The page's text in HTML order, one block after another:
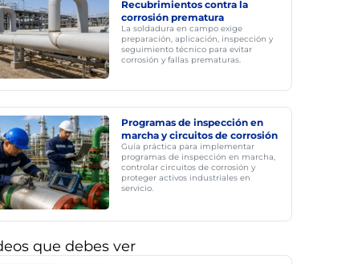
Recubrimientos contra la
corrosión prematura
La soldadura en campo exige
preparación, aplicación, inspección y
seguimiento técnico para evitar
corrosión y fallas prematuras.
Programas de inspección en
marcha y circuitos de corrosión
Guía práctica para implementar
programas de inspección en marcha,
controlar circuitos de corrosión y
proteger activos industriales en
servicio.
que debes ver